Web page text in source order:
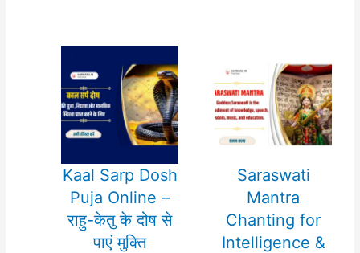
Kaal Sarp Dosh
Puja Online –
राहु-केतु के दोष से
पाएं मुक्ति
Saraswati
Mantra
Chanting for
Intelligence &